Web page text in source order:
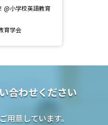
@小学校英語教育
育学会
合わせください
用意しています。